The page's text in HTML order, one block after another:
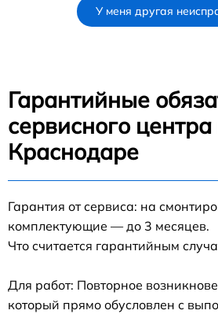
У меня другая
Гарантийные
сервисного центра
Краснодаре
Гарантия от сервиса: на
комплектующие — до 3 месяцев.
Что считается гарантийным
Для работ: Повторное
который прямо обусловлен с